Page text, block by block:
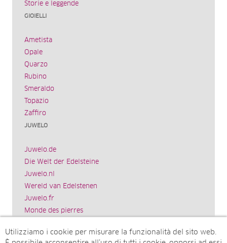
Storie e leggende
GIOIELLI
Ametista
Opale
Quarzo
Rubino
Smeraldo
Topazio
Zaffiro
JUWELO
Juwelo.de
Die Welt der Edelsteine
Juwelo.nl
Wereld van Edelstenen
Juwelo.fr
Monde des pierres
El mundo de las piedras preciosas
Utilizziamo i cookie per misurare la funzionalità del sito web.